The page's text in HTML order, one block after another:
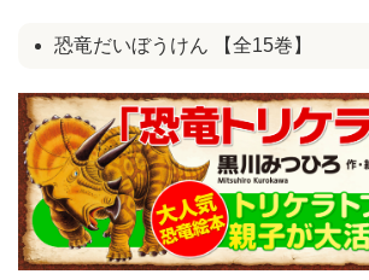
恐竜だいぼうけん 【全15巻】